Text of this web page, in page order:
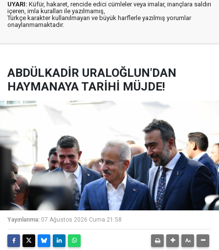
UYARI: Küfür, hakaret, rencide edici cümleler veya imalar, inançlara saldırı
içeren, imla kuralları ile yazılmamış,
Türkçe karakter kullanılmayan ve büyük harflerle yazılmış yorumlar
onaylanmamaktadır.
ABDÜLKADİR URALOĞLUN'DAN
HAYMANAYA TARİHİ MÜJDE!
Yayınlanma: 07 Ağustos 2026 Cuma 21:58